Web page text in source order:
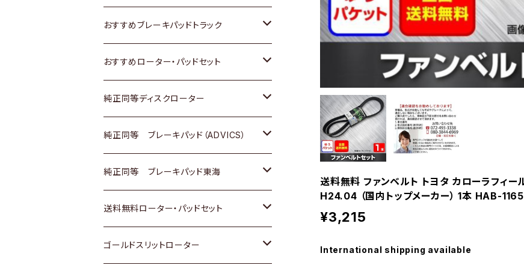
送料無料 ファンベルト トヨタ カローラフィ
H24.04 （国内トップメーカー） 1本 HAB-1165
¥3,215
International shipping available
いすゞ
ダイハツ
マツダ
三菱
スバル
日野
三菱ふそう
日産
いすゞ
ダイハツ
マツダ
三菱
日野
三菱ふそう
日産
いすゞ
ダイハツ
三菱
日野
三菱ふそう
その他
ホンダ
スズキ
日産
ダイハツ
マツダ
三菱
スバル
トヨタ
ホンダ
スズキ
日産
いすゞ
ダイハツ
マツダ
おすすめブレーキパッドトラック
トヨタ
日産
いすゞ
ダイハツ
マツダ
三菱
おすすめローター・パッドセット
トヨタ
ホンダ
スズキ
日産
ダイハツ
純正同等ディスクローター
トヨタ
ホンダ
スズキ
日産
純正同等 ブレーキパッド（ADVICS）
トヨタ
ホンダ
スズキ
純正同等 ブレーキパッド東海
トヨタ
ホンダ
送料無料ローター・パッドセット
トヨタ
ゴールドスリットローター